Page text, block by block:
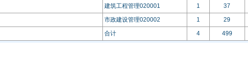
建筑工程管理020001 1 37
市政建设管理020002 1 29
合计
4 499